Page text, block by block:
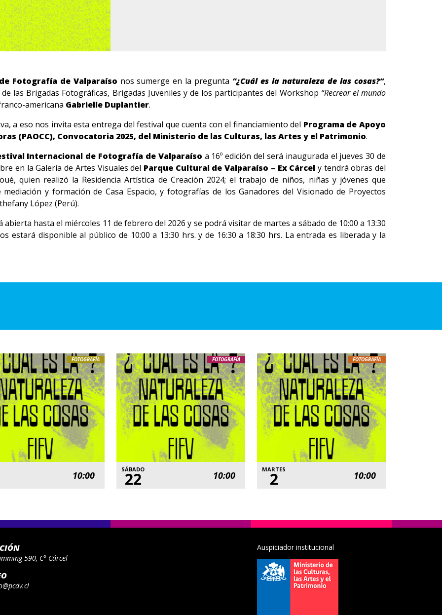
Fotografía de Valparaíso nos sumerge en la pregunta “¿Cuál es la naturaleza de las cosas?”,
las Brigadas Fotográficas, Brigadas Juveniles y de los participantes del Workshop “Recrear el mundo
americana Gabrielle Duplantier.
a eso nos invita esta entrega del festival que cuenta con el financiamiento del Programa de Apoyo
(PAOCC), Convocatoria 2025, del Ministerio de las Culturas, las Artes y el Patrimonio.
Internacional de Fotografía de Valparaíso a 16º edición del será inaugurada el jueves 30 de
en la Galería de Artes Visuales del Parque Cultural de Valparaíso – Ex Cárcel y tendrá obras del
quien realizó la Residencia Artística de Creación 2024; el trabajo de niños, niñas y jóvenes que
y formación de Casa Espacio, y fotografías de los Ganadores del Visionado de Proyectos
López (Perú).
abierta hasta el miércoles 11 de febrero del 2026 y se podrá visitar de martes a sábado de 10:00 a 13:30
estará disponible al público de 10:00 a 13:30 hrs. y de 16:30 a 18:30 hrs. La entrada es liberada y la
FOTOGRAFÍA
10:00
FOTOGRAFÍA
SÁBADO
22 10:00
FOTOGRAFÍA
MARTES
2 10:00
590, C° Cárcel
Auspiciador institucional